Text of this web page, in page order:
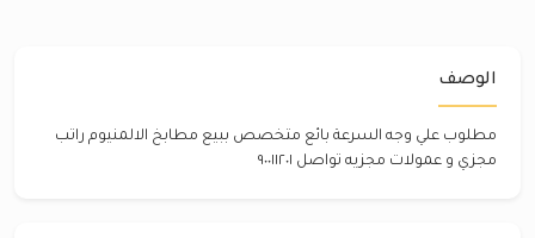
الوصف
مطلوب علي وجه السرعة بائع متخصص ببيع مطابخ الالمنيوم راتب
مجزي و عمولات مجزيه تواصل ٩٠٠١١٢٠١